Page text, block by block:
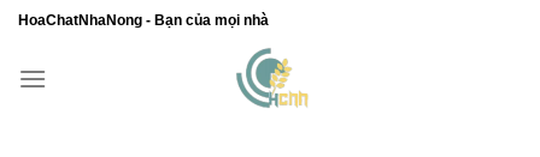
Chuyển
nội
HoaChatNhaNong - Bạn của mọi nhà